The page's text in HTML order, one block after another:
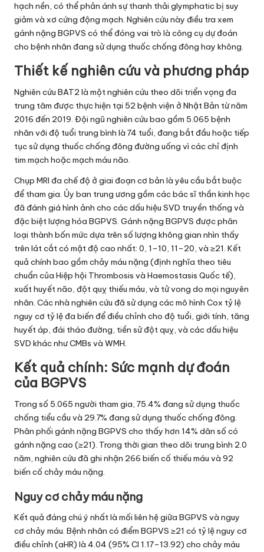
hạch nền, có thể phản ánh sự thanh thải glymphatic bị suy
giảm và xơ cứng động mạch. Nghiên cứu này điều tra xem
gánh nặng BGPVS có thể đóng vai trò là công cụ dự đoán
cho bệnh nhân đang sử dụng thuốc chống đông hay không.
Thiết kế nghiên cứu và phương pháp
Nghiên cứu BAT2 là một nghiên cứu theo dõi triển vọng đa
trung tâm được thực hiện tại 52 bệnh viện ở Nhật Bản từ năm
2016 đến 2019. Đội ngũ nghiên cứu bao gồm 5.065 bệnh
nhân với độ tuổi trung bình là 74 tuổi, đang bắt đầu hoặc tiếp
tục sử dụng thuốc chống đông đường uống vì các chỉ định
tim mạch hoặc mạch máu não.
Chụp MRI đa chế độ ở giai đoạn cơ bản là yêu cầu bắt buộc
để tham gia. Ủy ban trung ương gồm các bác sĩ thần kinh học
đã đánh giá hình ảnh cho các dấu hiệu SVD truyền thống và
đặc biệt lượng hóa BGPVS. Gánh nặng BGPVS được phân
loại thành bốn mức dựa trên số lượng không gian nhìn thấy
trên lát cắt có mật độ cao nhất: 0, 1–10, 11–20, và ≥21. Kết
quả chính bao gồm chảy máu nặng (định nghĩa theo tiêu
chuẩn của Hiệp hội Thrombosis và Haemostasis Quốc tế),
xuất huyết não, đột quỵ thiếu máu, và tử vong do mọi nguyên
nhân. Các nhà nghiên cứu đã sử dụng các mô hình Cox tỷ lệ
nguy cơ tỷ lệ đa biến để điều chỉnh cho độ tuổi, giới tính, tăng
huyết áp, đái tháo đường, tiền sử đột quỵ, và các dấu hiệu
SVD khác như CMBs và WMH.
Kết quả chính: Sức mạnh dự đoán
của BGPVS
Trong số 5.065 người tham gia, 75.4% đang sử dụng thuốc
chống tiểu cầu và 29.7% đang sử dụng thuốc chống đông.
Phân phối gánh nặng BGPVS cho thấy hơn 14% dân số có
gánh nặng cao (≥21). Trong thời gian theo dõi trung bình 2.0
năm, nghiên cứu đã ghi nhận 266 biến cố thiếu máu và 92
biến cố chảy máu nặng.
Nguy cơ chảy máu nặng
Kết quả đáng chú ý nhất là mối liên hệ giữa BGPVS và nguy
cơ chảy máu. Bệnh nhân có điểm BGPVS ≥21 có tỷ lệ nguy cơ
điều chỉnh (aHR) là 4.04 (95% CI 1.17–13.92) cho chảy máu